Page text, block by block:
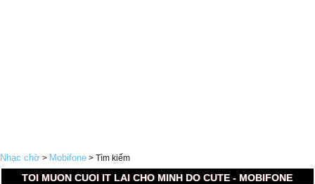
Nhạc chờ > Mobifone > Tìm kiếm
TOI MUON CUOI IT LAI CHO MINH DO CUTE - MOBIFONE